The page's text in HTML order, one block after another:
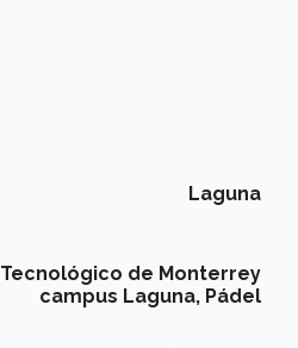
Laguna
Tecnológico de Monterrey
campus Laguna, Pádel